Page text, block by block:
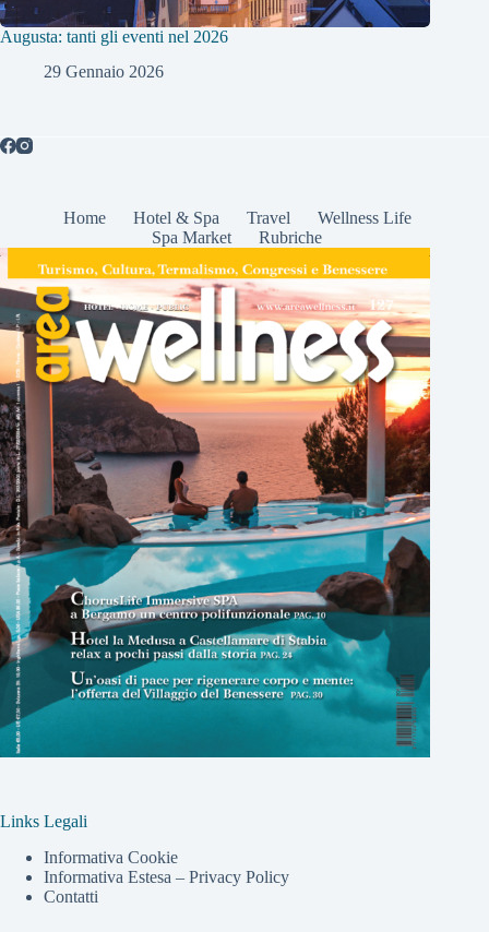
Augusta: tanti gli eventi nel 2026
29 Gennaio 2026
Home Hotel & Spa Travel
Wellness Life
Spa Market
Rubriche
Links Legali
Informativa Cookie
Informativa Estesa – Privacy Policy
Contatti